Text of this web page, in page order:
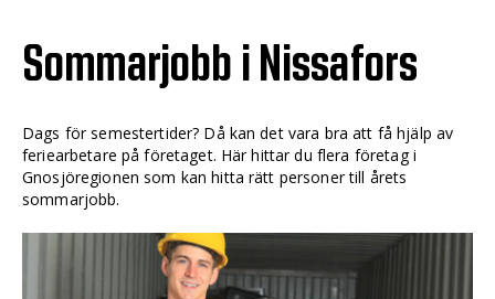
Sommarjobb i Nissafors
Dags för semestertider? Då kan det vara bra att få hjälp av
feriearbetare på företaget. Här hittar du flera företag i
Gnosjöregionen som kan hitta rätt personer till årets
sommarjobb.